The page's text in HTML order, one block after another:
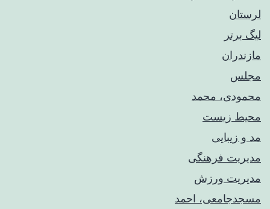
لرستان
لیگ برتر
مازندران
مجلس
محمودی، محمد
محیط زیست
مد و زیبایی
مدیریت فرهنگی
مدیریت ورزش
مسجدجامعی، احمد